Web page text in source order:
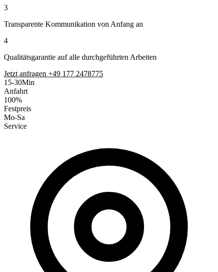
3
Transparente Kommunikation von Anfang an
4
Qualitätsgarantie auf alle durchgeführten Arbeiten
Jetzt anfragen +49 177 2478775
15-30Min
Anfahrt
100%
Festpreis
Mo-Sa
Service